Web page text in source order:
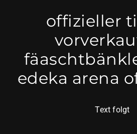
offizieller
edeka arena
Text folgt